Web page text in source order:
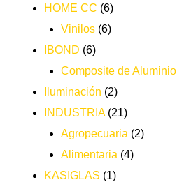
HOME CC (6)
Vinilos (6)
IBOND (6)
Composite de Aluminio
Iluminación (2)
INDUSTRIA(21)
Agropecuaria (2)
Alimentaria (4)
KASIGLAS (1)